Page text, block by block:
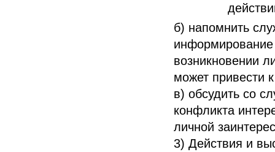
б) напомнить
информирование
возникновении
может привести
в) обсудить со
конфликта
личной
3) Действия и